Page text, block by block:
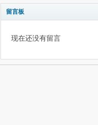
留言板
现在还没有留言